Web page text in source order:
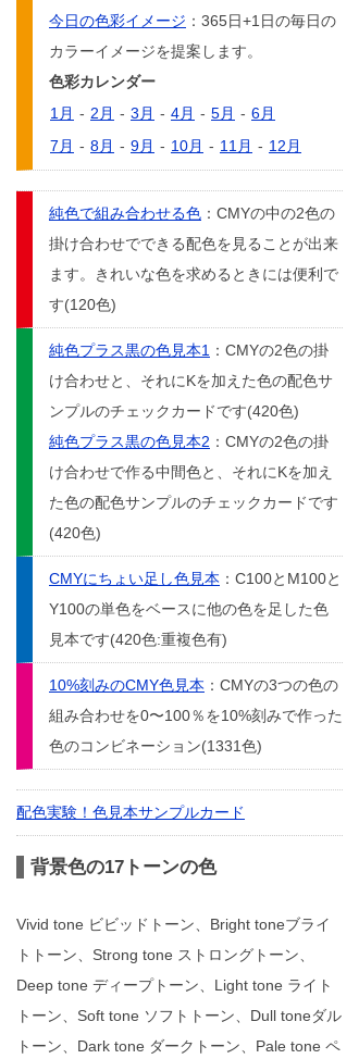
今日の色彩イメージ ：365日+1日の毎日の
カラーイメージを提案します。
色彩カレンダー
1月 - 2月 - 3月 - 4月 - 5月 - 6月
7月 - 8月 - 9月 - 10月 - 11月 - 12月
純色で組み合わせる色 ：CMYの中の2色の
掛け合わせでできる配色を見ることが出来
ます。きれいな色を求めるときには便利で
す(120色)
純色プラス黒の色見本1 ：CMYの2色の掛
け合わせと、それにKを加えた色の配色サ
ンプルのチェックカードです(420色)
純色プラス黒の色見本2 ：CMYの2色の掛
け合わせで作る中間色と、それにKを加え
た色の配色サンプルのチェックカードです
(420色)
CMYにちょい足し色見本 ：C100とM100と
Y100の単色をベースに他の色を足した色
見本です(420色:重複色有)
10%刻みのCMY色見本 ：CMYの3つの色の
組み合わせを0〜100％を10%刻みで作った
色のコンビネーション(1331色)
配色実験！色見本サンプルカード
背景色の17トーンの色
Vivid tone ビビッドトーン、Bright toneブライ
トトーン、Strong tone ストロングトーン、
Deep tone ディープトーン、Light tone ライト
トーン、Soft tone ソフトトーン、Dull toneダル
トーン、Dark tone ダークトーン、Pale tone ペ